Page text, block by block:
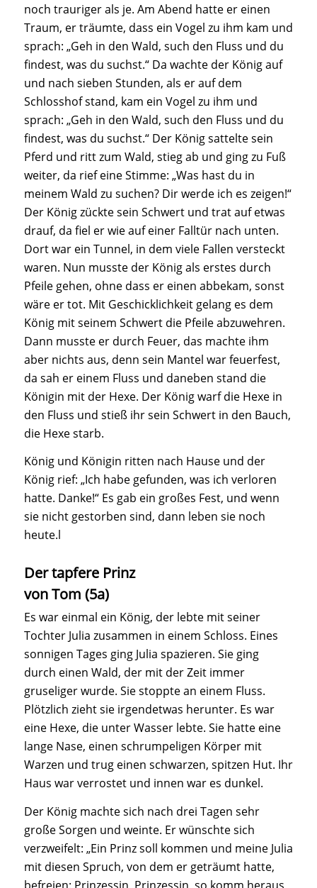
noch trauriger als je. Am Abend hatte er einen
Traum, er träumte, dass ein Vogel zu ihm kam und
sprach: „Geh in den Wald, such den Fluss und du
findest, was du suchst.“ Da wachte der König auf
und nach sieben Stunden, als er auf dem
Schlosshof stand, kam ein Vogel zu ihm und
sprach: „Geh in den Wald, such den Fluss und du
findest, was du suchst.“ Der König sattelte sein
Pferd und ritt zum Wald, stieg ab und ging zu Fuß
weiter, da rief eine Stimme: „Was hast du in
meinem Wald zu suchen? Dir werde ich es zeigen!“
Der König zückte sein Schwert und trat auf etwas
drauf, da fiel er wie auf einer Falltür nach unten.
Dort war ein Tunnel, in dem viele Fallen versteckt
waren. Nun musste der König als erstes durch
Pfeile gehen, ohne dass er einen abbekam, sonst
wäre er tot. Mit Geschicklichkeit gelang es dem
König mit seinem Schwert die Pfeile abzuwehren.
Dann musste er durch Feuer, das machte ihm
aber nichts aus, denn sein Mantel war feuerfest,
da sah er einem Fluss und daneben stand die
Königin mit der Hexe. Der König warf die Hexe in
den Fluss und stieß ihr sein Schwert in den Bauch,
die Hexe starb.
König und Königin ritten nach Hause und der
König rief: „Ich habe gefunden, was ich verloren
hatte. Danke!“ Es gab ein großes Fest, und wenn
sie nicht gestorben sind, dann leben sie noch
heute.l
Der tapfere Prinz
von Tom (5a)
Es war einmal ein König, der lebte mit seiner
Tochter Julia zusammen in einem Schloss. Eines
sonnigen Tages ging Julia spazieren. Sie ging
durch einen Wald, der mit der Zeit immer
gruseliger wurde. Sie stoppte an einem Fluss.
Plötzlich zieht sie irgendetwas herunter. Es war
eine Hexe, die unter Wasser lebte. Sie hatte eine
lange Nase, einen schrumpeligen Körper mit
Warzen und trug einen schwarzen, spitzen Hut. Ihr
Haus war verrostet und innen war es dunkel.
Der König machte sich nach drei Tagen sehr
große Sorgen und weinte. Er wünschte sich
verzweifelt: „Ein Prinz soll kommen und meine Julia
mit diesen Spruch, von dem er geträumt hatte,